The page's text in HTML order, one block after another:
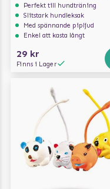
Perfekt till hundträning
Slitstark hundleksak
Med spännande pipljud
Enkel att kasta långt
29 kr
Finns i Lager